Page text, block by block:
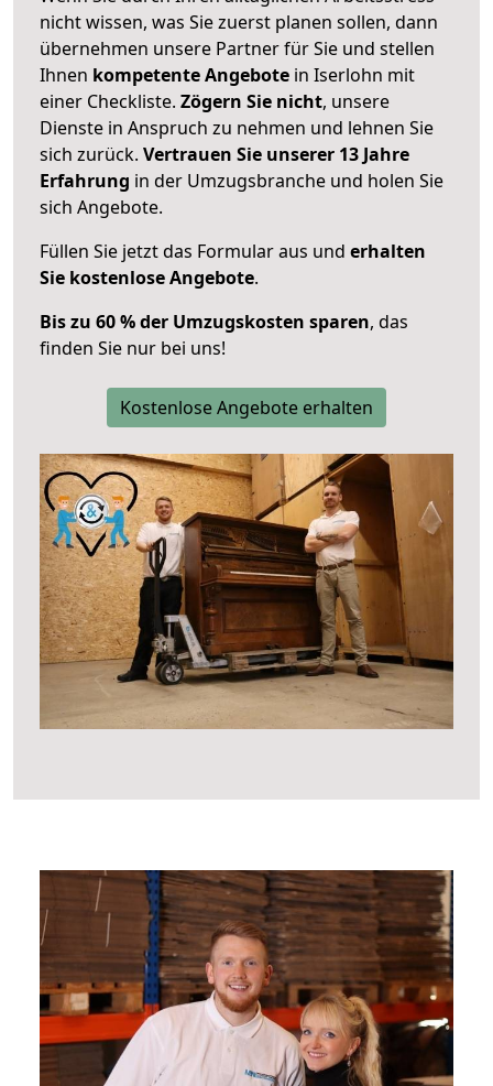
nicht wissen, was Sie zuerst planen sollen, dann
übernehmen unsere Partner für Sie und stellen
Ihnen kompetente Angebote in Iserlohn mit
einer Checkliste. Zögern Sie nicht, unsere
Dienste in Anspruch zu nehmen und lehnen Sie
sich zurück. Vertrauen Sie unserer 13 Jahre
Erfahrung in der Umzugsbranche und holen Sie
sich Angebote.
Füllen Sie jetzt das Formular aus und erhalten
Sie kostenlose Angebote.
Bis zu 60 % der Umzugskosten sparen, das
finden Sie nur bei uns!
Kostenlose Angebote erhalten